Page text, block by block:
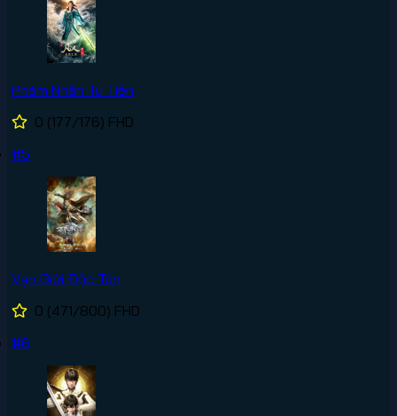
Phàm Nhân Tu Tiên
0 (177/176) FHD
#5
Vạn Giới Độc Tôn
0 (471/800) FHD
#6